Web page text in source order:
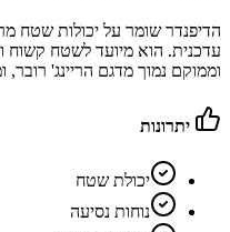
הדיפנדר שומר על יכולות שטח
עדכנית. הוא מיועד לשטח קשוח
וממוקם נמוך מדגם הריינג' רובר,
יתרונות
יכולת שטח
נוחות נסיעה